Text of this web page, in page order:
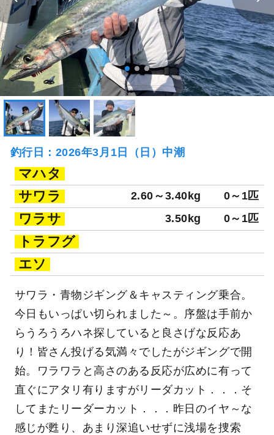
釣行日：2026年3月1日（日）中潮
マハタ
サワラ
2.60～3.40kg 0～1匹
ワラサ 3.50kg 0～1匹
トラフグ
エソ
サワラ・青物ジギング＆キャスティング乗合。
今日もいっぱい切られました～。序盤は手前か
らうろうろハネ探していると良さげな反応あ
り！皆さん投げる気満々でしたがジギングで開
始。ワラワラと高さのある反応が広めに有って
直ぐにアタリ有りますがリーダカット．．．そ
してまたリーダーカット．．．昨日のイヤ～な
感じが甦り、あまり深追いせずに浅場を捜索